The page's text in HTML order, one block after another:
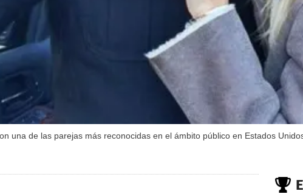
una de las parejas más reconocidas en el ámbito público en Estados